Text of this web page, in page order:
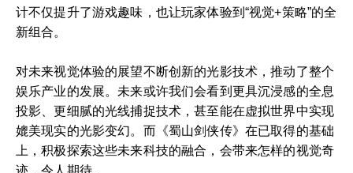
计不仅提升了游戏趣味，也让玩家体验到“视觉+策略”的全
新组合。
对未来视觉体验的展望不断创新的光影技术，推动了整个
娱乐产业的发展。未来或许我们会看到更具沉浸感的全息
投影、更细腻的光线捕捉技术，甚至能在虚拟世界中实现
媲美现实的光影变幻。而《蜀山剑侠传》在已取得的基础
上，积极探索这些未来科技的融合，会带来怎样的视觉奇
迹，令人期待。